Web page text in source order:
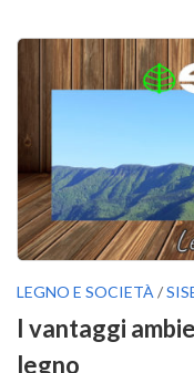
GdL Verde
GdL
GdL
GdL Boschi
GdL “TreeTalkers”
GdL Boschi Cedui
News
Post Recenti
LEGNO E SOCIETÀ /
I vantaggi
legno